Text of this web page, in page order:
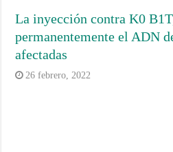
La inyección contra K0
permanentemente el ADN
afectadas
26 febrero, 2022